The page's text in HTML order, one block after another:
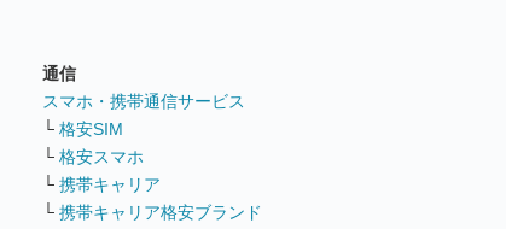
通信
スマホ・携帯通信サービス
└ 格安SIM
└ 格安スマホ
└ 携帯キャリア
└ 携帯キャリア格安ブランド